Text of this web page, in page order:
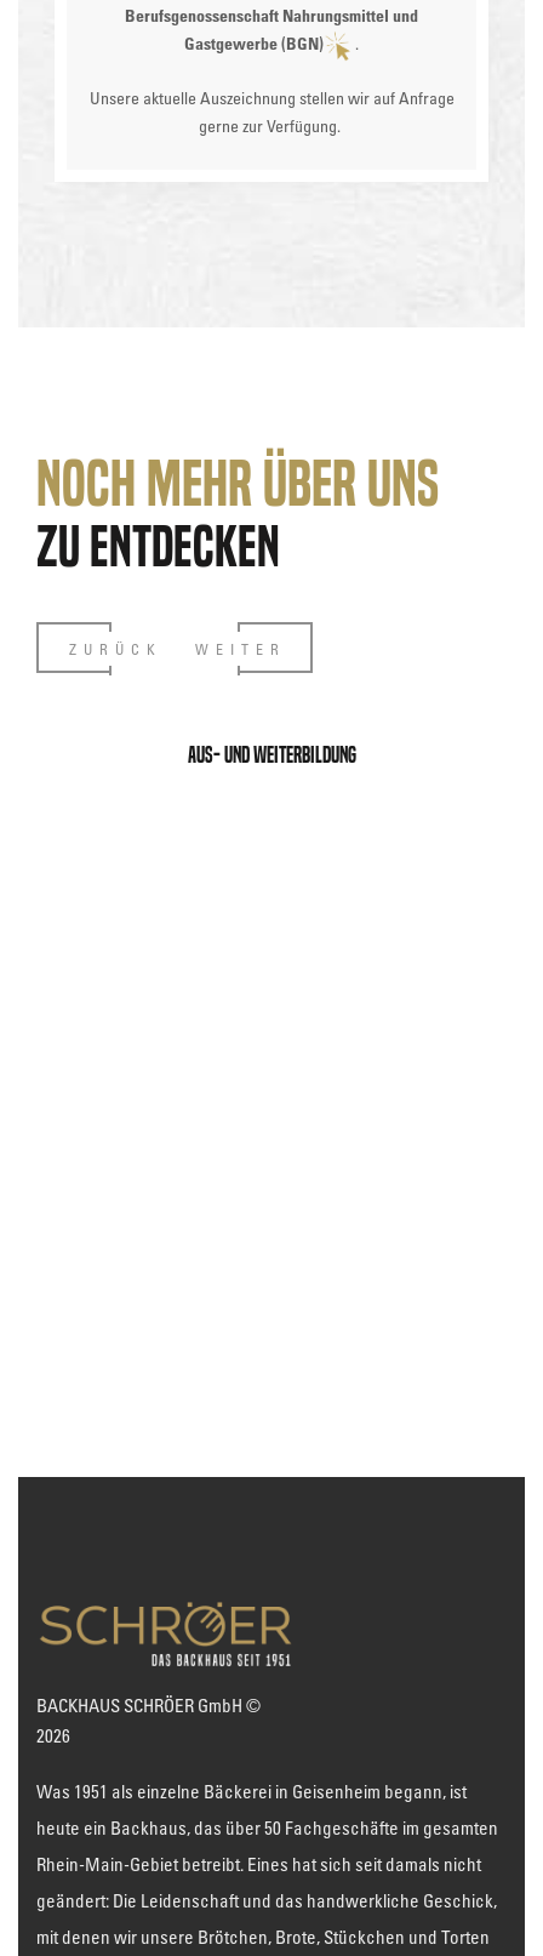
Berufsgenossenschaft Nahrungsmittel und
Gastgewerbe (BGN)
.
Unsere aktuelle Auszeichnung stellen wir auf Anfrage
gerne zur Verfügung.
Noch mehr über uns
zu entdecken
ZURÜCK WEITER
Aus- und Weiterbildung
BACKHAUS SCHRÖER GmbH ©
2026
Was 1951 als einzelne Bäckerei in Geisenheim begann, ist
heute ein Backhaus, das über 50 Fachgeschäfte im gesamten
Rhein-Main-Gebiet betreibt. Eines hat sich seit damals nicht
geändert: Die Leidenschaft und das handwerkliche Geschick,
mit denen wir unsere Brötchen, Brote, Stückchen und Torten